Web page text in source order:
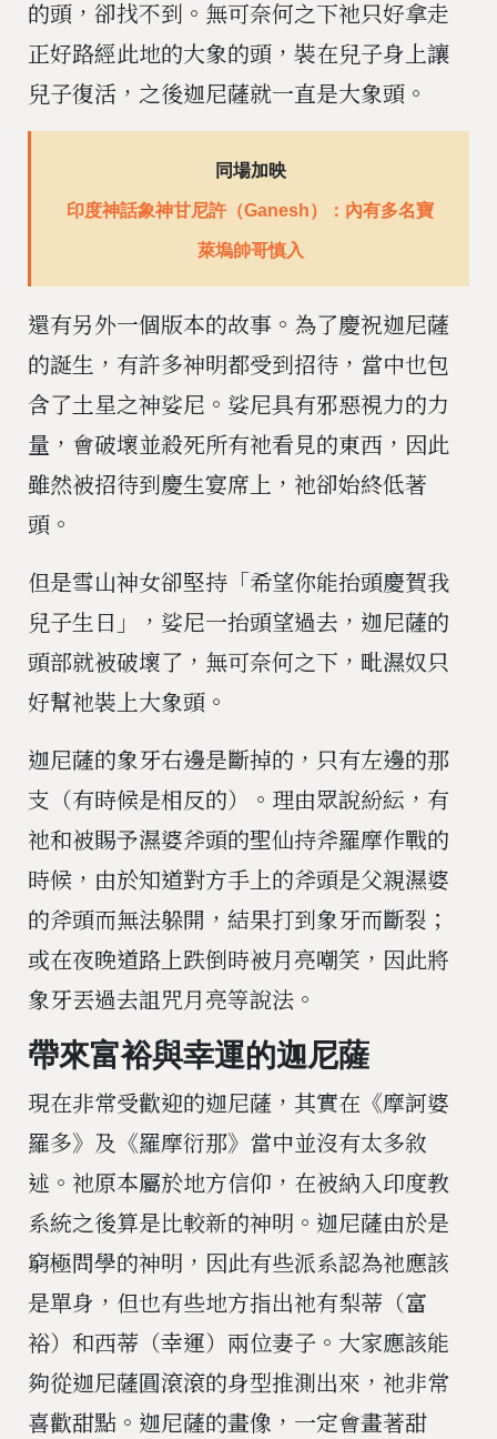
的頭，卻找不到。無可奈何之下祂只好拿走
正好路經此地的大象的頭，裝在兒子身上讓
兒子復活，之後迦尼薩就一直是大象頭。
同場加映
印度神話象神甘尼許（Ganesh）：內有多名寶
萊塢帥哥慎入
還有另外一個版本的故事。為了慶祝迦尼薩
的誕生，有許多神明都受到招待，當中也包
含了土星之神娑尼。娑尼具有邪惡視力的力
量，會破壞並殺死所有祂看見的東西，因此
雖然被招待到慶生宴席上，祂卻始終低著
頭。
但是雪山神女卻堅持「希望你能抬頭慶賀我
兒子生日」，娑尼一抬頭望過去，迦尼薩的
頭部就被破壞了，無可奈何之下，毗濕奴只
好幫祂裝上大象頭。
迦尼薩的象牙右邊是斷掉的，只有左邊的那
支（有時候是相反的）。理由眾說紛紜，有
祂和被賜予濕婆斧頭的聖仙持斧羅摩作戰的
時候，由於知道對方手上的斧頭是父親濕婆
的斧頭而無法躲開，結果打到象牙而斷裂；
或在夜晚道路上跌倒時被月亮嘲笑，因此將
象牙丟過去詛咒月亮等說法。
帶來富裕與幸運的迦尼薩
現在非常受歡迎的迦尼薩，其實在《摩訶婆
羅多》及《羅摩衍那》當中並沒有太多敘
述。祂原本屬於地方信仰，在被納入印度教
系統之後算是比較新的神明。迦尼薩由於是
窮極問學的神明，因此有些派系認為祂應該
是單身，但也有些地方指出祂有梨蒂（富
裕）和西蒂（幸運）兩位妻子。大家應該能
夠從迦尼薩圓滾滾的身型推測出來，祂非常
喜歡甜點。迦尼薩的畫像，一定會畫著甜